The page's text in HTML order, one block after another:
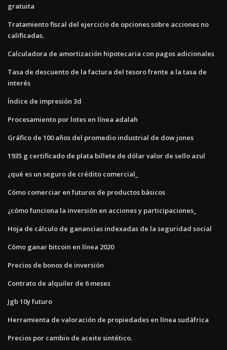
gratuita
Tratamiento fiscal del ejercicio de opciones sobre acciones no
calificadas.
Calculadora de amortización hipotecaria con pagos adicionales
Tasa de descuento de la factura del tesoro frente a la tasa de
interés
Índice de impresión 3d
Procesamiento por lotes en línea adalah
Gráfico de 100 años del promedio industrial de dow jones
1935 g certificado de plata billete de dólar valor de sello azul
¿qué es un seguro de crédito comercial_
Cómo comerciar en futuros de productos básicos
¿cómo funciona la inversión en acciones y participaciones_
Hoja de cálculo de ganancias indexadas de la seguridad social
Cómo ganar bitcoin en línea 2020
Precios de bonos de inversión
Contrato de alquiler de 6 meses
Jgb 10y futuro
Herramienta de valoración de propiedades en línea sudáfrica
Precios por cambio de aceite sintético.